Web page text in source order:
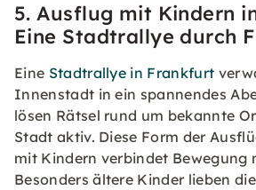
5. Ausflug mit Kindern
Eine Stadtrallye durch
Eine Stadtrallye in Frankfurt
Innenstadt in ein spannendes
lösen Rätsel rund um bekannte
Stadt aktiv. Diese Form der
mit Kindern verbindet Bewegung
Besonders ältere Kinder lieben